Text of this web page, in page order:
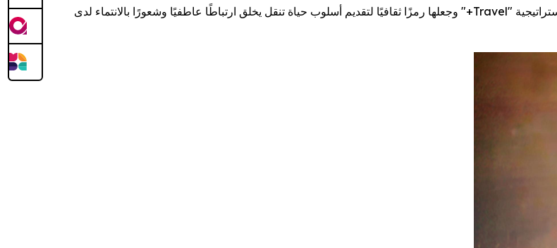
مختلف سيناريوهات التنقل والسفر. وفي المرحلة المقبلة، سنواصل تعميق استراتيجية "Travel+" وجعلها رمزًا ثقافيًا لتقديم أسلوب حياة تنقل يخلق ارتباطًا عاطفيًا وشعورًا بالانتماء لدى